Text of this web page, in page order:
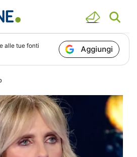
alle tue fonti
Aggiungi